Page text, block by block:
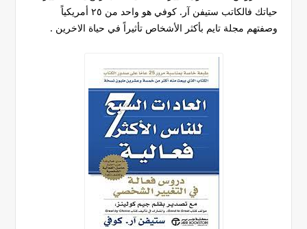
حياتك فالكاتب ستيفن آر. كوفي هو واحد من ٢٥ أمريكياً
وصفتهم مجلة تايم بأكثر الأشخاص تأثيراً في حياة الاخرين .